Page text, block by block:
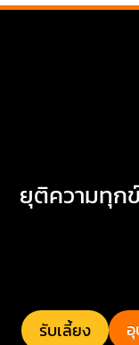
ยุติความทุก
รับเลี้ยง